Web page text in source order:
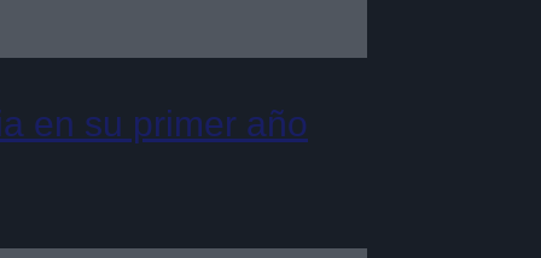
en su primer año